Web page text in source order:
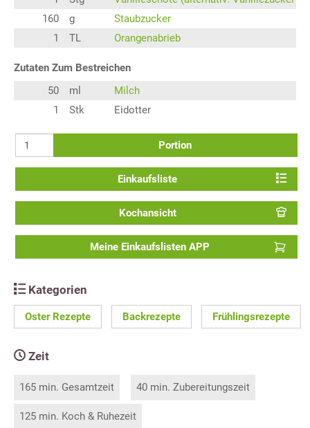
160
g
Staubzucker
1
TL Orangenabrieb
Zutaten Zum Bestreichen
50
ml
Milch
1
Stk Eidotter
Portion
Einkaufsliste
Kochansicht
Meine Einkaufslisten APP
Kategorien
Oster Rezepte Backrezepte Frühlingsrezepte
Zeit
165 min. Gesamtzeit 40 min. Zubereitungszeit
125 min. Koch & Ruhezeit